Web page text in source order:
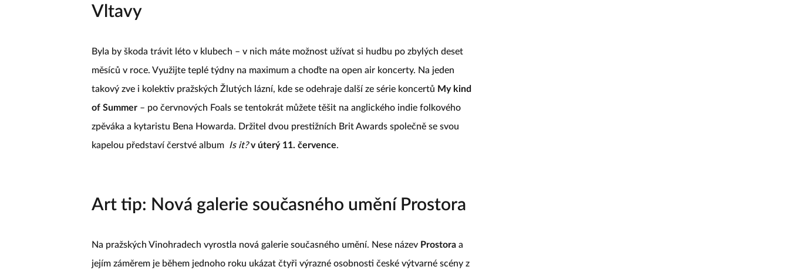
Vltavy
Byla by škoda trávit léto v klubech – v nich máte možnost užívat si hudbu po zbylých deset
měsíců v roce. Využijte teplé týdny na maximum a choďte na open air koncerty. Na jeden
takový zve i kolektiv pražských Žlutých lázní, kde se odehraje další ze série koncertů My kind
of Summer – po červnových Foals se tentokrát můžete těšit na anglického indie folkového
zpěváka a kytaristu Bena Howarda. Držitel dvou prestižních Brit Awards společně se svou
kapelou představí čerstvé album Is it? v úterý 11. července.
Art tip: Nová galerie současného umění Prostora
Na pražských Vinohradech vyrostla nová galerie současného umění. Nese název Prostora a
jejím záměrem je během jednoho roku ukázat čtyři výrazné osobnosti české výtvarné scény z